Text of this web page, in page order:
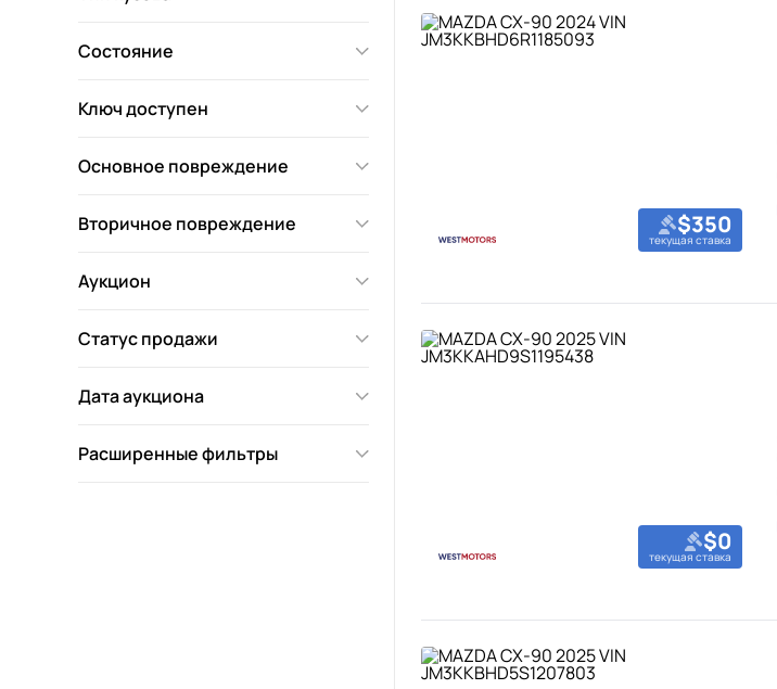
Состояние
Ключ доступен
Основное повреждение
Вторичное повреждение
Аукцион
Статус продажи
Дата аукциона
Расширенные фильтры
$350
текущая ставка
$0
текущая ставка